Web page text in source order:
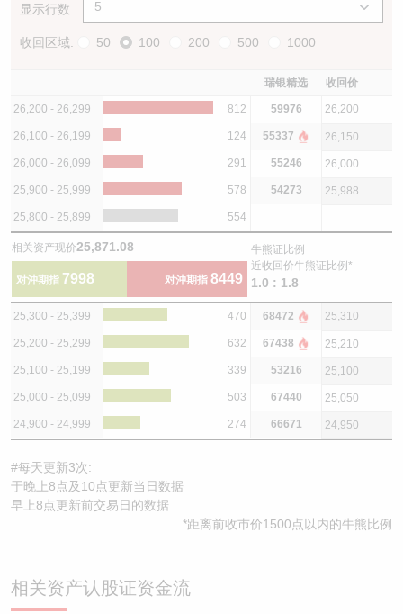
显示行数
收回区域: 50 100 200 500 1000
瑞银精选 收回价
26,200 - 26,299 812 59976 26,200
26,100 - 26,199 124 55337 26,150
26,000 - 26,099 291 55246 26,000
25,900 - 25,999 578 54273 25,988
25,800 - 25,899 554
相关资产现价25,871.08
对沖期指 7998 对沖期指 8449
牛熊证比例
近收回价牛熊证比例*
1.0 : 1.8
25,300 - 25,399 470 68472 25,310
25,200 - 25,299 632 67438 25,210
25,100 - 25,199 339 53216 25,100
25,000 - 25,099 503 67440 25,050
24,900 - 24,999 274 66671 24,950
#每天更新3次:
于晚上8点及10点更新当日数据
早上8点更新前交易日的数据
*距离前收巿价1500点以内的牛熊比例
相关资产认股证资金流